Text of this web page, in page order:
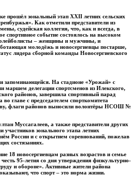
прошёл зональный этап XXII летних сельских
Как отметили представители из
судейская коллегия, что, как и всегда, в
спортивное событие состоялось на высоком
– женщины и мужчины, и
молодёжь и новосергиевцы постарше,
лидера сборной команды Новосергиевского
запоминающейся. На стадионе «Урожай» с
маршем делегации спортсменов из Илекского,
районов, завершила спортивный парад
главе с председателем спорткомитета
флаги районов выносили волонтёры НСОШ №
Муссагалеев, а также представители других
участников зонального этапа летних
России и с открытием соревнований, пожелав
состязаниях.
18 новосергиевцам разных возрастов и семье
95-летия со дня утверждения физкультурно-
и обороне». Активные жители района
что спорт – это норма жизни.